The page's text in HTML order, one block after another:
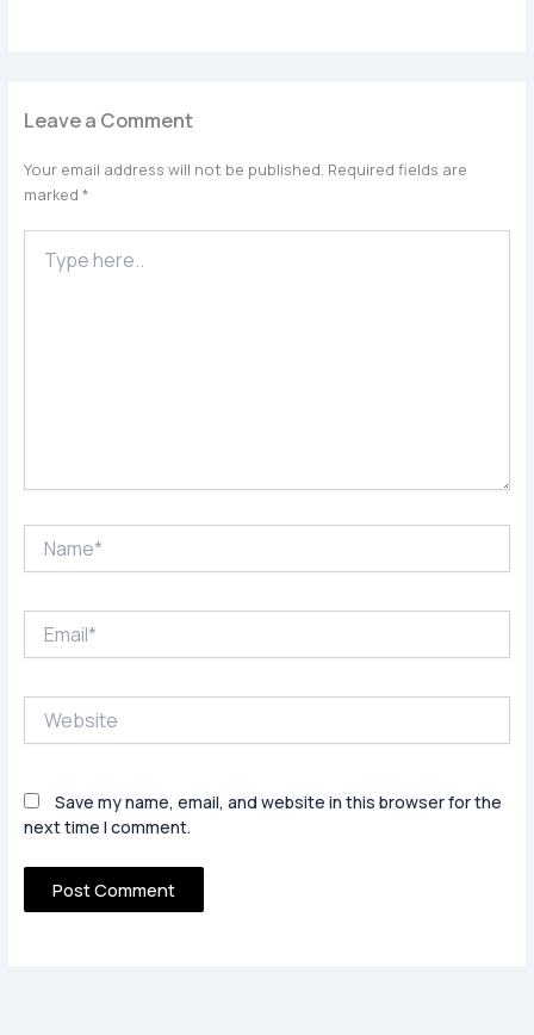
Leave a Comment
Your email address will not be published. Required fields are
marked *
here..
Save my name, email, and website in this browser for the
next time I comment.